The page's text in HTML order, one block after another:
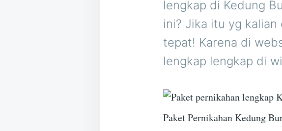
lengkap di Kedung
ini? Jika itu yg
tepat! Karena di
lengkap lengkap di
Paket Pernikahan Kedung